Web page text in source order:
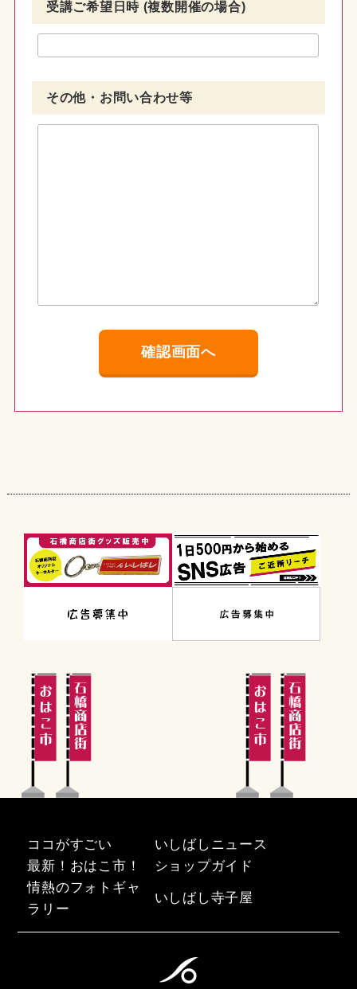
受講ご希望日時 (複数開催の場合)
その他・お問い合わせ等
ココがすごい
いしばしニュース
最新！おはこ市！
ショップガイド
情熱のフォトギャ
ラリー
いしばし寺子屋